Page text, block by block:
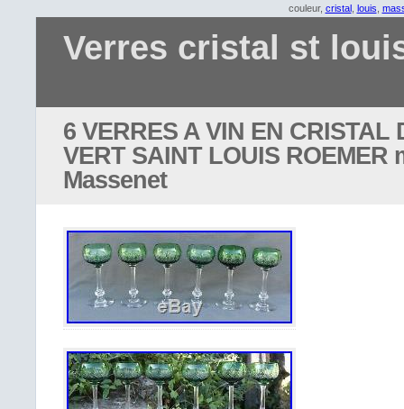
couleur, cristal, louis
Verres cristal st
6 VERRES A VIN EN CRISTAL
VERT SAINT LOUIS ROEMER
Massenet